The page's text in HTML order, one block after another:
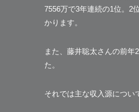
7556万で3年連続の1位。2
かります。
また、藤井聡太さんの前年
た。
それでは主な収入源につい